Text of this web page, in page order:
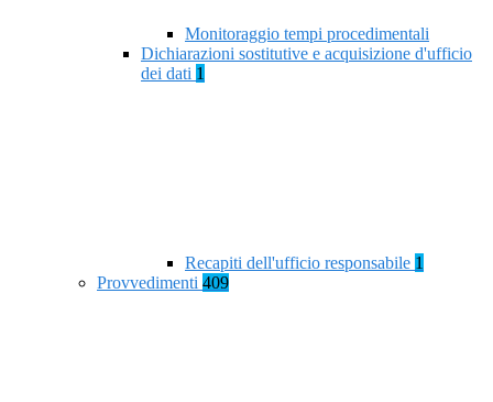
Monitoraggio tempi procedimentali
Dichiarazioni sostitutive e acquisizione d'ufficio
dei dati 1
Recapiti dell'ufficio responsabile 1
Provvedimenti 409